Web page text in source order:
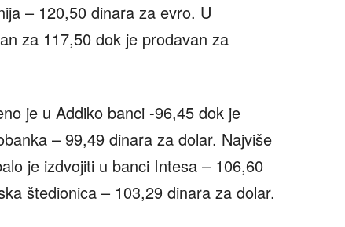
– 120,50 dinara za evro. U
za 117,50 dok je prodavan za
je u Addiko banci -96,45 dok je
– 99,49 dinara za dolar. Najviše
je izdvojiti u banci Intesa – 106,60
štedionica – 103,29 dinara za dolar.